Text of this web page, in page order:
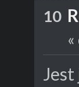
10
«